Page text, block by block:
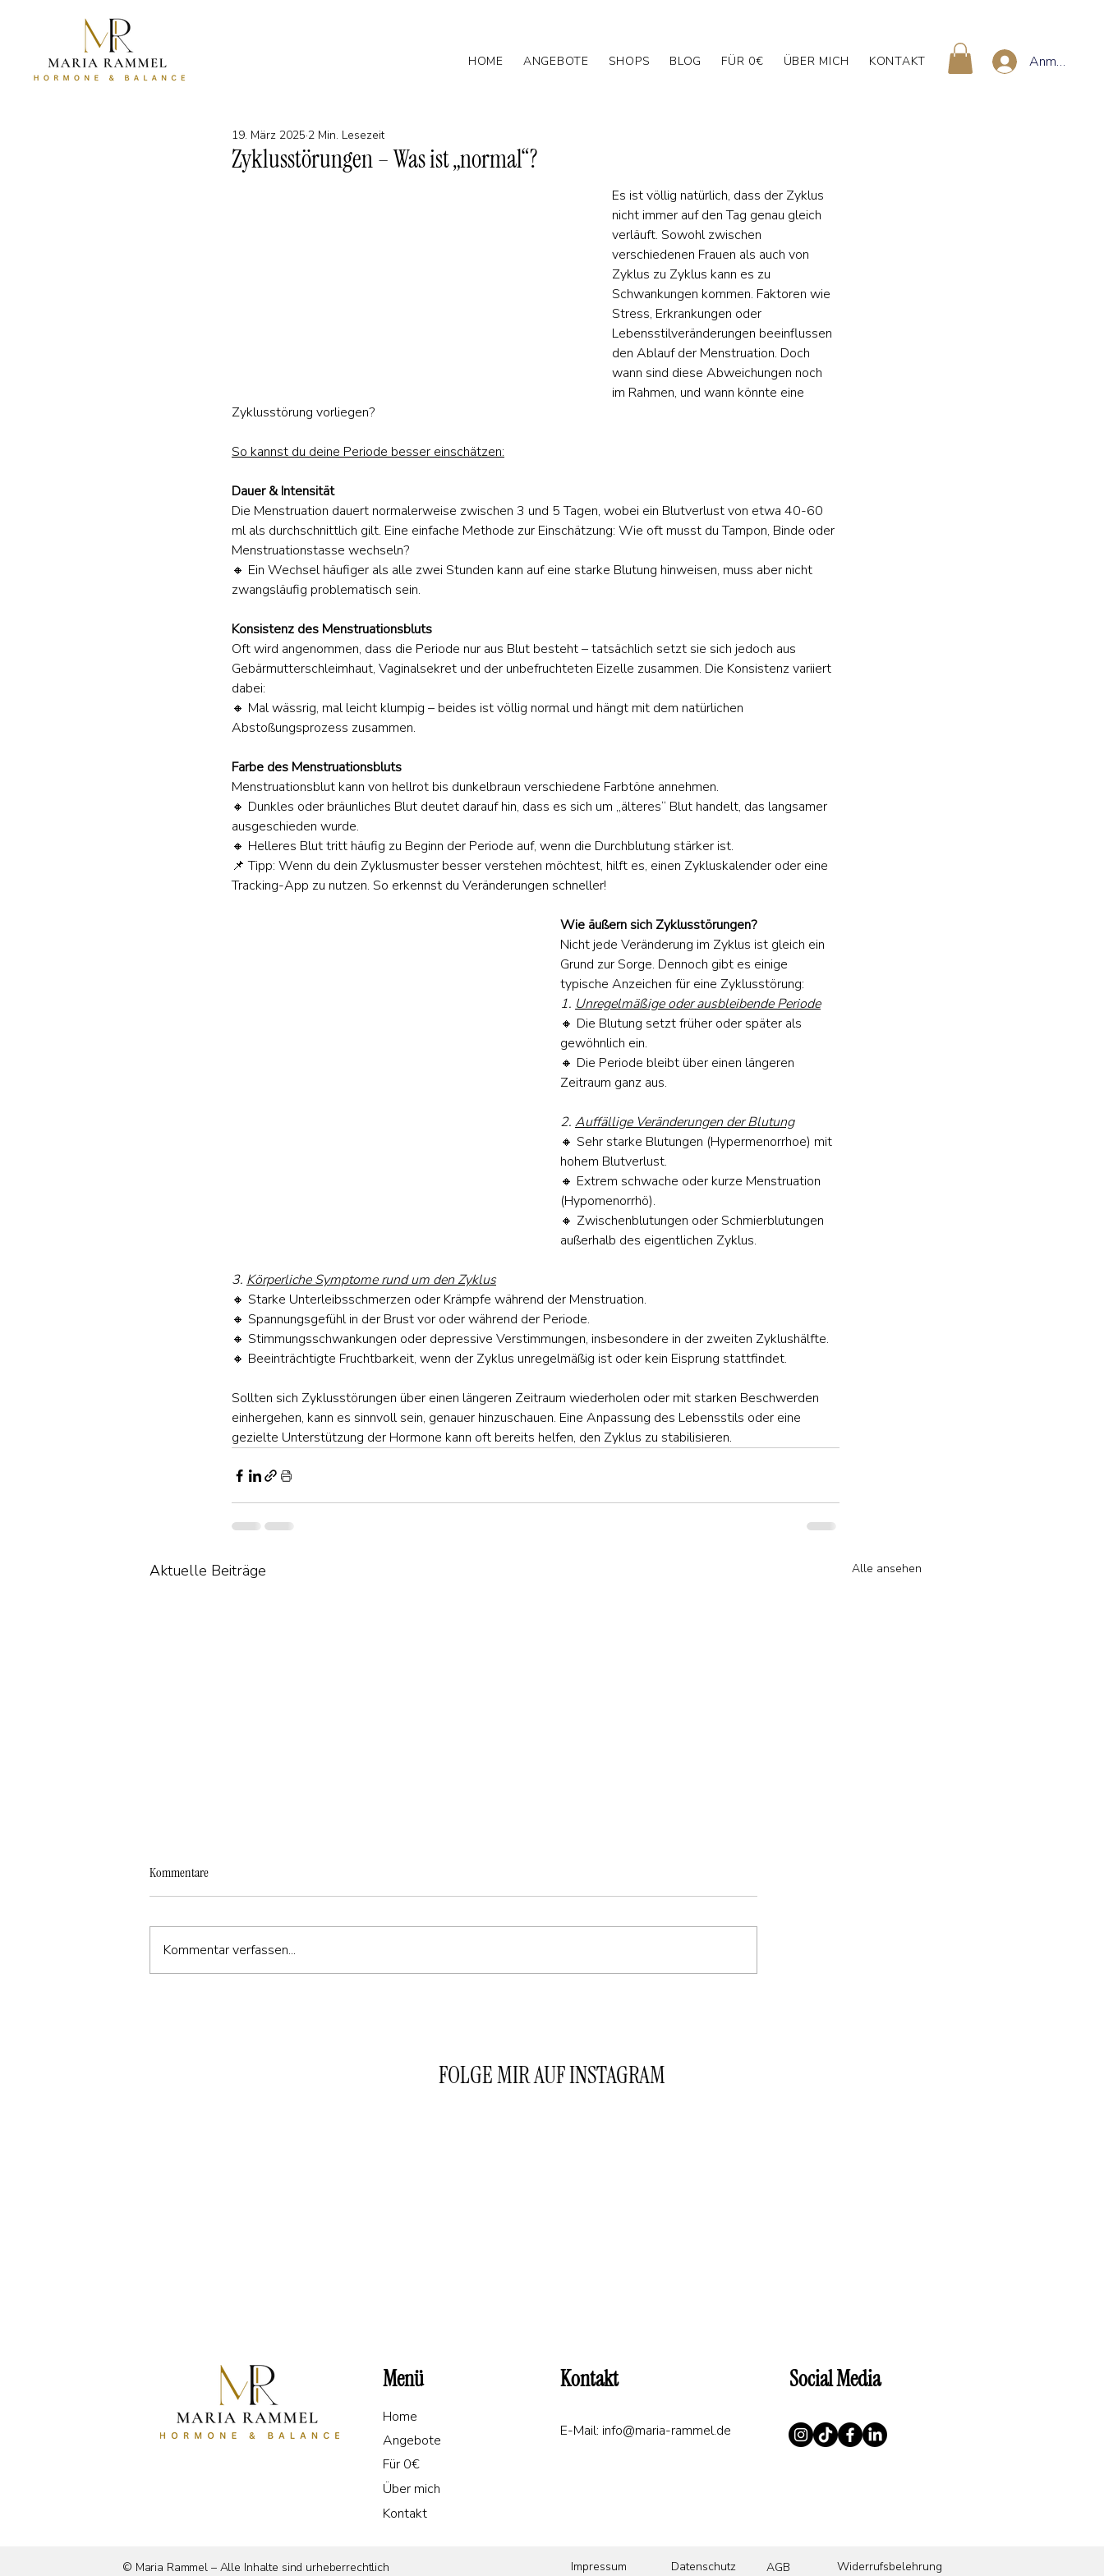
HOME ANGEBOTE SHOPS BLOG FÜR 0€ ÜBER MICH KONTAKT Anmelden
Zyklusstörungen – Was ist „normal“?
19. März 2025 2 Min. Lesezeit
Es ist völlig natürlich, dass der Zyklus
nicht immer auf den Tag genau gleich
verläuft. Sowohl zwischen
verschiedenen Frauen als auch von
Zyklus zu Zyklus kann es zu
Schwankungen kommen. Faktoren wie
Stress, Erkrankungen oder
Lebensstilveränderungen beeinflussen
den Ablauf der Menstruation. Doch
wann sind diese Abweichungen noch
im Rahmen, und wann könnte eine
Zyklusstörung vorliegen?
So kannst du deine Periode besser einschätzen:
Dauer & Intensität
Die Menstruation dauert normalerweise zwischen 3 und 5 Tagen, wobei ein Blutverlust von etwa 40-60
ml als durchschnittlich gilt. Eine einfache Methode zur Einschätzung: Wie oft musst du Tampon, Binde oder
Menstruationstasse wechseln?
🔸 Ein Wechsel häufiger als alle zwei Stunden kann auf eine starke Blutung hinweisen, muss aber nicht
zwangsläufig problematisch sein.
Konsistenz des Menstruationsbluts
Oft wird angenommen, dass die Periode nur aus Blut besteht – tatsächlich setzt sie sich jedoch aus
Gebärmutterschleimhaut, Vaginalsekret und der unbefruchteten Eizelle zusammen. Die Konsistenz variiert
dabei:
🔸 Mal wässrig, mal leicht klumpig – beides ist völlig normal und hängt mit dem natürlichen
Abstoßungsprozess zusammen.
Farbe des Menstruationsbluts
Menstruationsblut kann von hellrot bis dunkelbraun verschiedene Farbtöne annehmen.
🔸 Dunkles oder bräunliches Blut deutet darauf hin, dass es sich um „älteres“ Blut handelt, das langsamer
ausgeschieden wurde.
🔸 Helleres Blut tritt häufig zu Beginn der Periode auf, wenn die Durchblutung stärker ist.
📌 Tipp: Wenn du dein Zyklusmuster besser verstehen möchtest, hilft es, einen Zykluskalender oder eine
Tracking-App zu nutzen. So erkennst du Veränderungen schneller!
Wie äußern sich Zyklusstörungen?
Nicht jede Veränderung im Zyklus ist gleich ein
Grund zur Sorge. Dennoch gibt es einige
typische Anzeichen für eine Zyklusstörung:
1. Unregelmäßige oder ausbleibende Periode
🔸 Die Blutung setzt früher oder später als
gewöhnlich ein.
🔸 Die Periode bleibt über einen längeren
Zeitraum ganz aus.
2. Auffällige Veränderungen der Blutung
🔸 Sehr starke Blutungen (Hypermenorrhoe) mit
hohem Blutverlust.
🔸 Extrem schwache oder kurze Menstruation
(Hypomenorrhö).
🔸 Zwischenblutungen oder Schmierblutungen
außerhalb des eigentlichen Zyklus.
3. Körperliche Symptome rund um den Zyklus
🔸 Starke Unterleibsschmerzen oder Krämpfe während der Menstruation.
🔸 Spannungsgefühl in der Brust vor oder während der Periode.
🔸 Stimmungsschwankungen oder depressive Verstimmungen, insbesondere in der zweiten Zyklushälfte.
🔸 Beeinträchtigte Fruchtbarkeit, wenn der Zyklus unregelmäßig ist oder kein Eisprung stattfindet.
Sollten sich Zyklusstörungen über einen längeren Zeitraum wiederholen oder mit starken Beschwerden
einhergehen, kann es sinnvoll sein, genauer hinzuschauen. Eine Anpassung des Lebensstils oder eine
gezielte Unterstützung der Hormone kann oft bereits helfen, den Zyklus zu stabilisieren.
Aktuelle Beiträge Alle ansehen
Kommentare
Kommentar verfassen...
FOLGE MIR AUF INSTAGRAM
Menü
Home
Angebote
Für 0€
Über mich
Kontakt
Kontakt
E-Mail: info@maria-rammel.de
Social Media
© Maria Rammel – Alle Inhalte sind urheberrechtlich
Impressum Datenschutz AGB Widerrufsbelehrung